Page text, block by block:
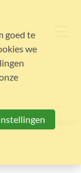
Probeer
goed te
we